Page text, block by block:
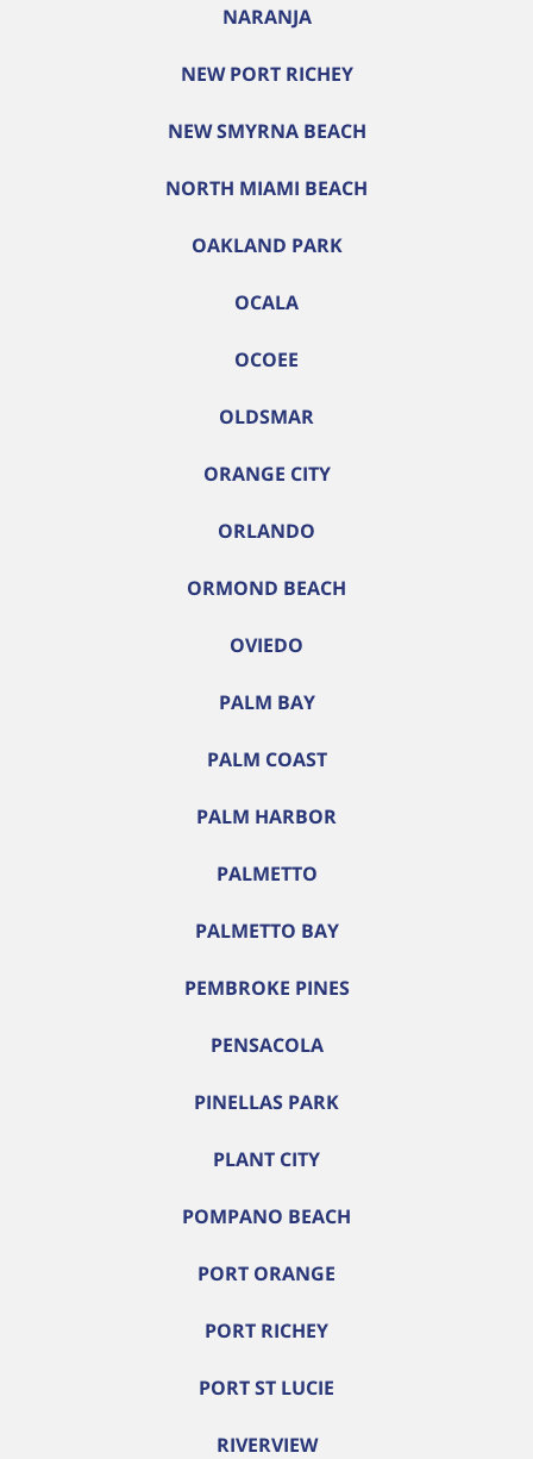
NARANJA
NEW PORT RICHEY
NEW SMYRNA BEACH
NORTH MIAMI BEACH
OAKLAND PARK
OCALA
OCOEE
OLDSMAR
ORANGE CITY
ORLANDO
ORMOND BEACH
OVIEDO
PALM BAY
PALM COAST
PALM HARBOR
PALMETTO
PALMETTO BAY
PEMBROKE PINES
PENSACOLA
PINELLAS PARK
PLANT CITY
POMPANO BEACH
PORT ORANGE
PORT RICHEY
PORT ST LUCIE
RIVERVIEW